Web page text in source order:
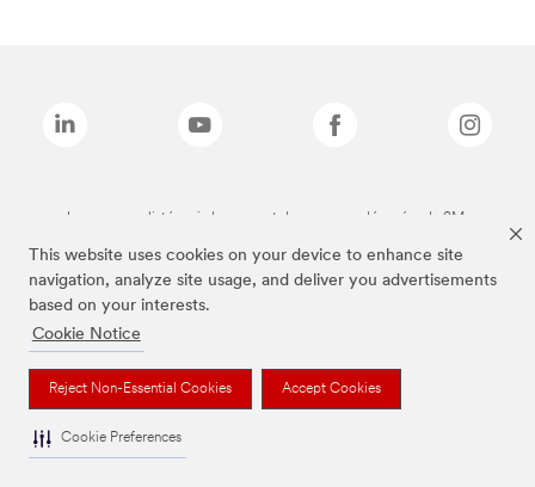
This website uses cookies on your device to enhance site
navigation, analyze site usage, and deliver you advertisements
based on your interests.
Cookie Notice
Reject Non-Essential Cookies Accept Cookies
Cookie Preferences
Les marques listées ci-dessus sont des marques déposées de 3M.